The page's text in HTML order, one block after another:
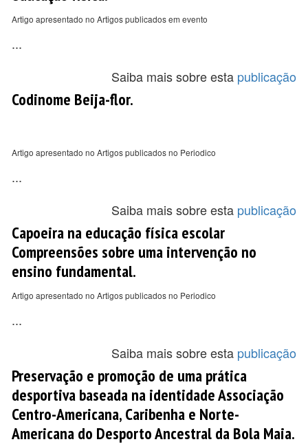
Artigo apresentado no Artigos publicados em evento
...
Saiba mais sobre esta publicação
Codinome Beija-flor.
Artigo apresentado no Artigos publicados no Periodico
...
Saiba mais sobre esta publicação
Capoeira na educação física escolar
Compreensões sobre uma intervenção no
ensino fundamental.
Artigo apresentado no Artigos publicados no Periodico
...
Saiba mais sobre esta publicação
Preservação e promoção de uma prática
desportiva baseada na identidade Associação
Centro-Americana, Caribenha e Norte-
Americana do Desporto Ancestral da Bola Maia.